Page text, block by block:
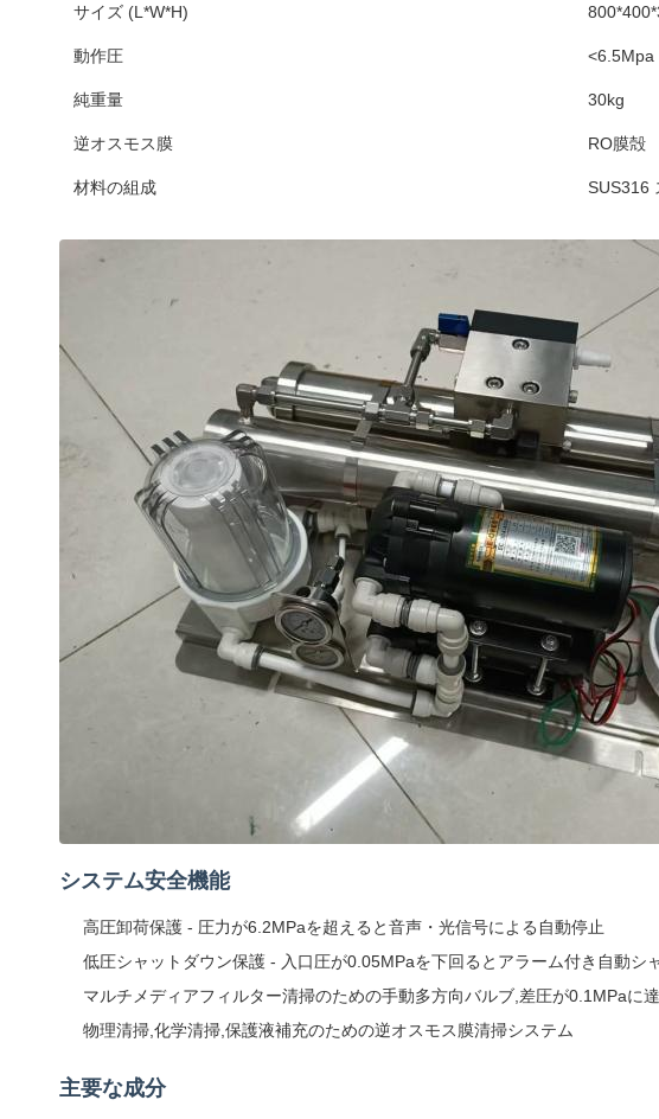
サイズ (L*W*H)
動作圧 <6.5Mpa
純重量 30kg
逆オスモス膜 RO膜殻
材料の組成 SUS316
システム安全機能
高圧卸荷保護 - 圧力が6.2MPaを超えると音声・光信号による自動停止
低圧シャットダウン保護 - 入口圧が0.05MPaを下回るとアラーム付き自動シ
マルチメディアフィルター清掃のための手動多方向バルブ,差圧が0.1MPaに
物理清掃,化学清掃,保護液補充のための逆オスモス膜清掃システム
主要な成分